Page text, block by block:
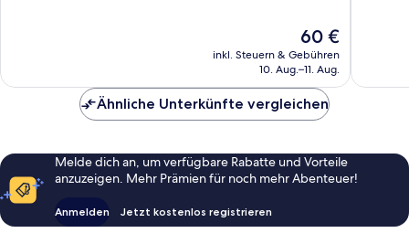
Der
Preis
beträgt
60 €
inkl. Steuern & Gebühren
10. Aug.–11. Aug.
Ähnliche Unterkünfte vergleichen
Melde dich an, um verfügbare Rabatte und Vorteile
anzuzeigen. Mehr Prämien für noch mehr Abenteuer!
Anmelden Jetzt kostenlos registrieren